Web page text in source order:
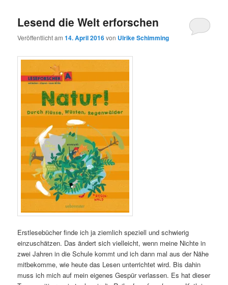
Lesend die Welt erforschen
Veröffentlicht am14. April 2016von Ulrike Schimming
Erstlesebücher finde ich ja ziemlich speziell und schwierig
einzuschätzen. Das ändert sich vielleicht, wenn meine Nichte in
zwei Jahren in die Schule kommt und ich dann mal aus der Nähe
mitbekomme, wie heute das Lesen unterrichtet wird. Bis dahin
muss ich mich auf mein eigenes Gespür verlassen. Es hat dieser